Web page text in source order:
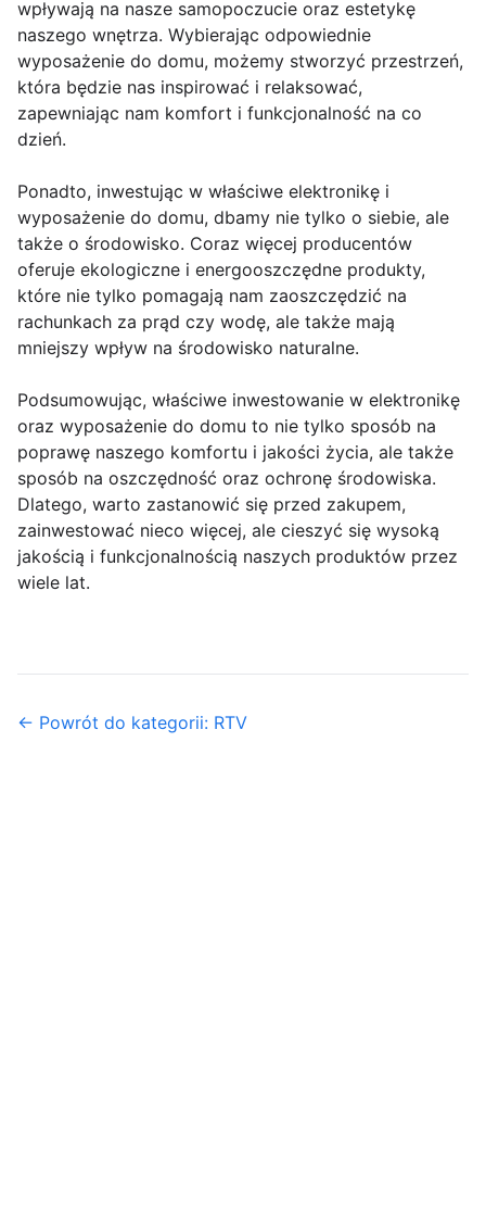
wpływają na nasze samopoczucie oraz estetykę
naszego wnętrza. Wybierając odpowiednie
wyposażenie do domu, możemy stworzyć przestrzeń,
która będzie nas inspirować i relaksować,
zapewniając nam komfort i funkcjonalność na co
dzień.
Ponadto, inwestując w właściwe elektronikę i
wyposażenie do domu, dbamy nie tylko o siebie, ale
także o środowisko. Coraz więcej producentów
oferuje ekologiczne i energooszczędne produkty,
które nie tylko pomagają nam zaoszczędzić na
rachunkach za prąd czy wodę, ale także mają
mniejszy wpływ na środowisko naturalne.
Podsumowując, właściwe inwestowanie w elektronikę
oraz wyposażenie do domu to nie tylko sposób na
poprawę naszego komfortu i jakości życia, ale także
sposób na oszczędność oraz ochronę środowiska.
Dlatego, warto zastanowić się przed zakupem,
zainwestować nieco więcej, ale cieszyć się wysoką
jakością i funkcjonalnością naszych produktów przez
wiele lat.
← Powrót do kategorii: RTV